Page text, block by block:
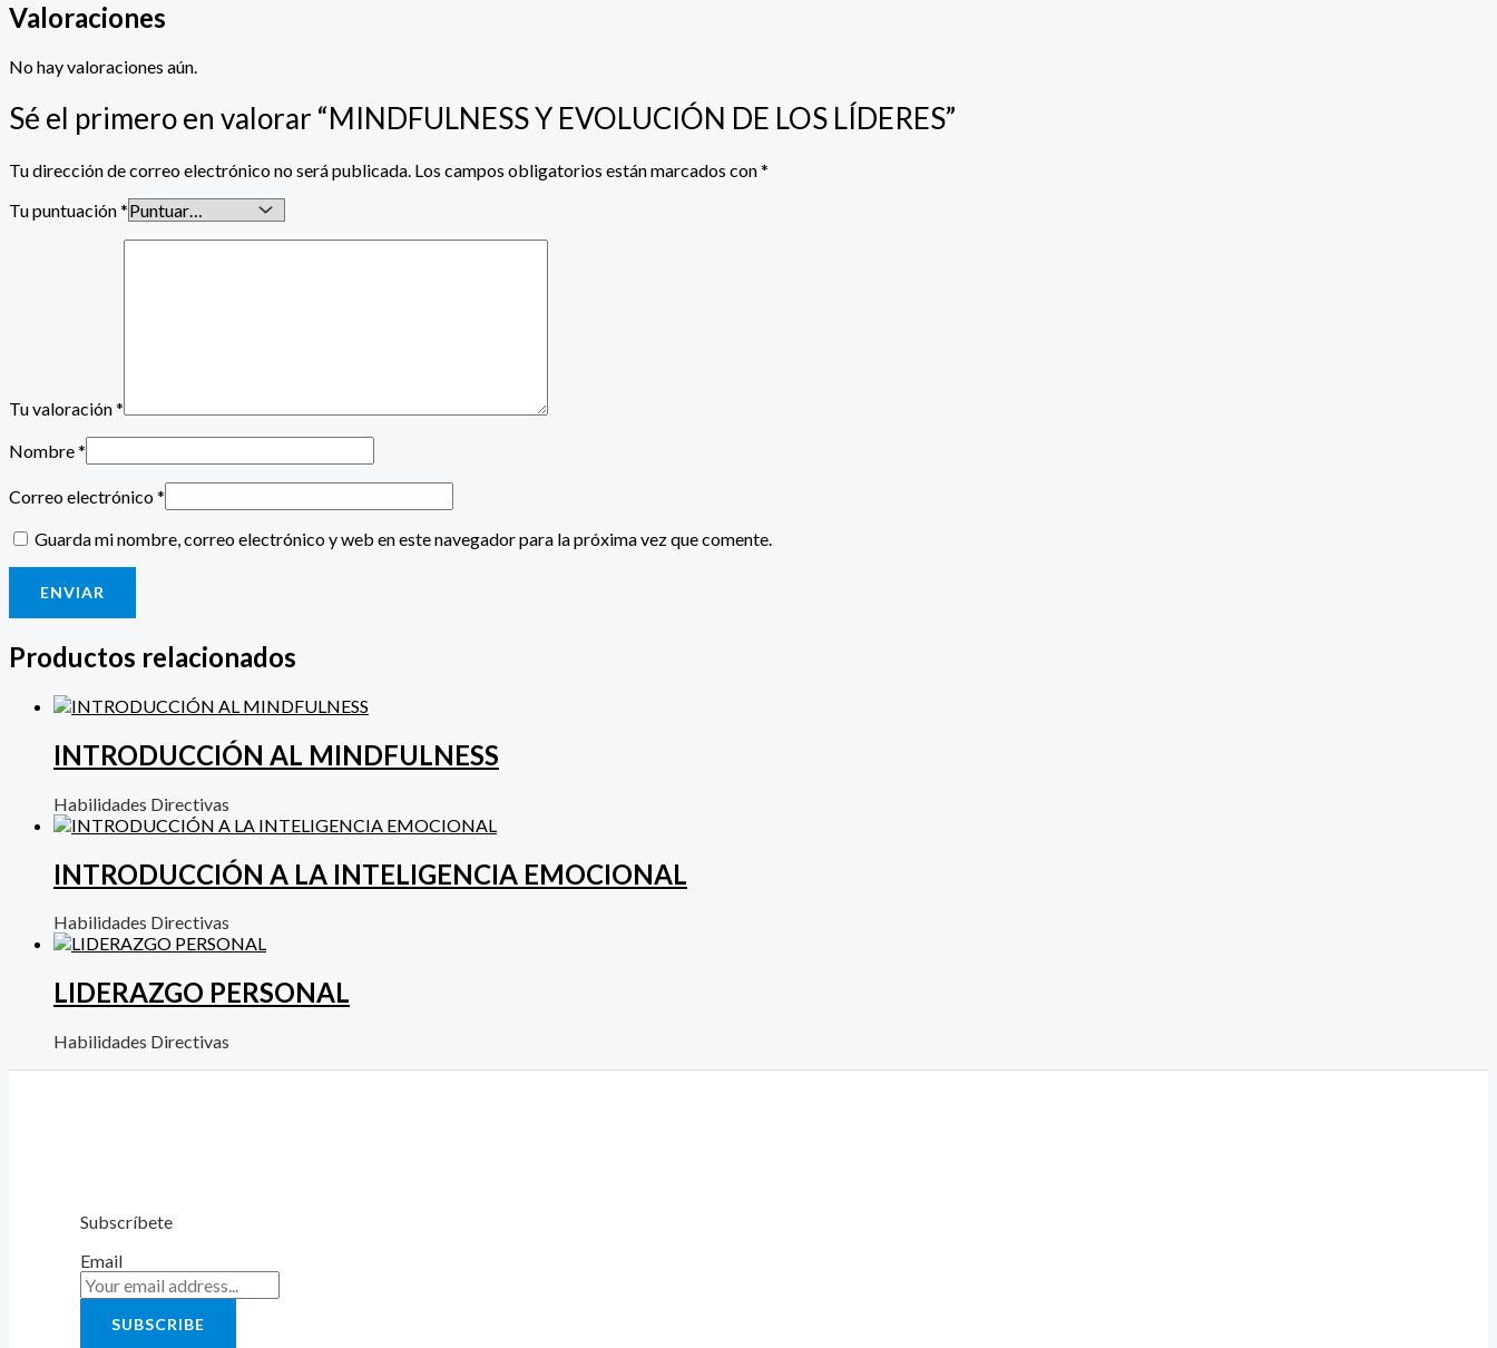
Valoraciones
No hay valoraciones aún.
Sé el primero en valorar “MINDFULNESS Y EVOLUCIÓN DE LOS LÍDERES”
Tu dirección de correo electrónico no será publicada. Los campos obligatorios están marcados con*
Tu puntuación*
Tu valoración*
Nombre*
Correo electrónico*
Guarda mi nombre, correo electrónico y web en este navegador para la próxima vez que comente.
Productos relacionados
INTRODUCCIÓN AL MINDFULNESS
Habilidades Directivas
INTRODUCCIÓN A LA INTELIGENCIA EMOCIONAL
Habilidades Directivas
LIDERAZGO PERSONAL
Habilidades Directivas
Subscríbete
Email
SUBSCRIBE